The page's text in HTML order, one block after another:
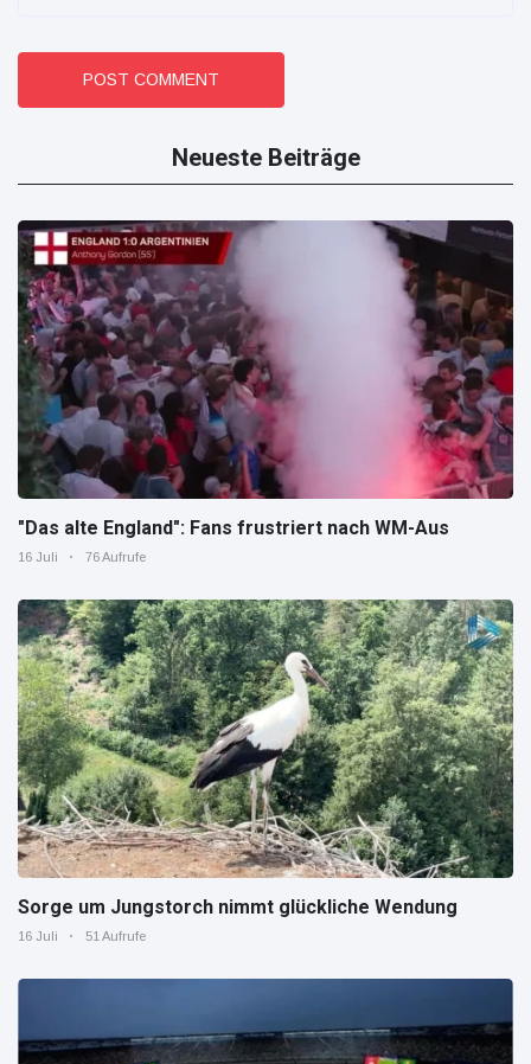
POST COMMENT
Neueste Beiträge
"Das alte England": Fans frustriert nach WM-Aus
16 Juli 76 Aufrufe
Sorge um Jungstorch nimmt glückliche Wendung
16 Juli 51 Aufrufe